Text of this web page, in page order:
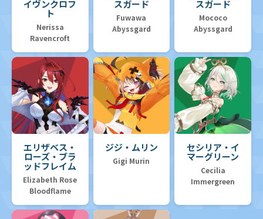
イヴンクロフ
ト
Nerissa
Ravencroft
スガード
Fuwawa
Abyssgard
スガード
Mococo
Abyssgard
エリザベス・
ローズ・ブラ
ッドフレイム
Elizabeth Rose
Bloodflame
ジジ・ムリン
Gigi Murin
セシリア・イ
マーグリーン
Cecilia
Immergreen